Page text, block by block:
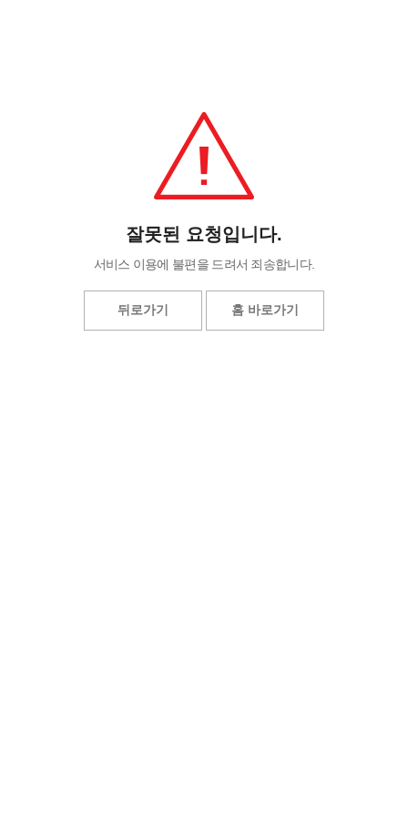
잘못된 요청입니다.
서비스 이용에 불편을 드려서 죄송합니다.
뒤로가기 홈 바로가기